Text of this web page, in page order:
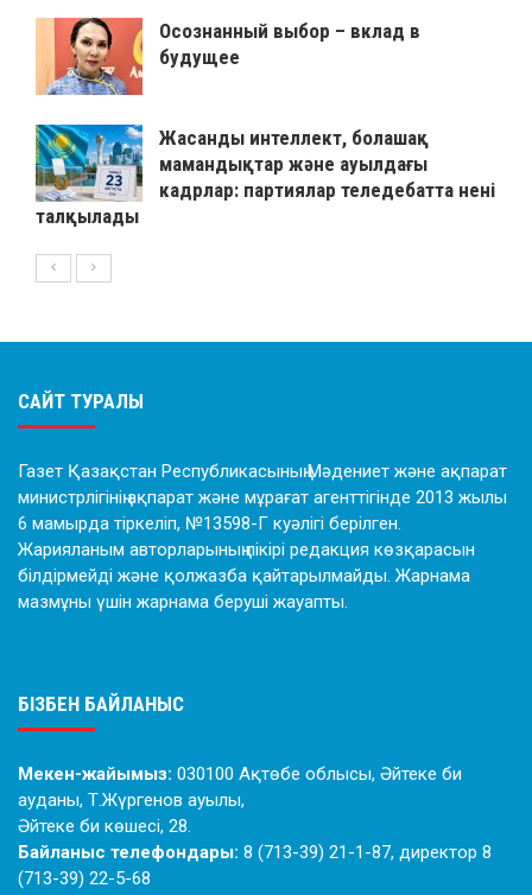
Осознанный выбор – вклад в
будущее
Жасанды интеллект, болашақ
мамандықтар және ауылдағы
кадрлар: партиялар теледебатта нені
талқылады
САЙТ ТУРАЛЫ
Газет Қазақстан Республикасының Мәдениет және ақпарат
министрлігінің ақпарат және мұрағат агенттігінде 2013 жылы
6 мамырда тіркеліп, №13598-Г куәлігі берілген.
Жарияланым авторларының пікірі редакция көзқарасын
білдірмейді және қолжазба қайтарылмайды. Жарнама
мазмұны үшін жарнама беруші жауапты.
БІЗБЕН БАЙЛАНЫС
Мекен-жайымыз: 030100 Ақтөбе облысы, Әйтеке би
ауданы, Т.Жүргенов ауылы,
Әйтеке би көшесі, 28.
Байланыс телефондары: 8 (713-39) 21-1-87, директор 8
(713-39) 22-5-68